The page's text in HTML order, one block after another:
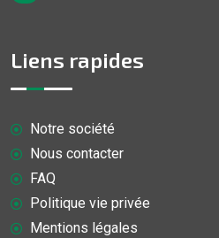
Liens rapides
Notre société
Nous contacter
FAQ
Politique vie privée
Mentions légales